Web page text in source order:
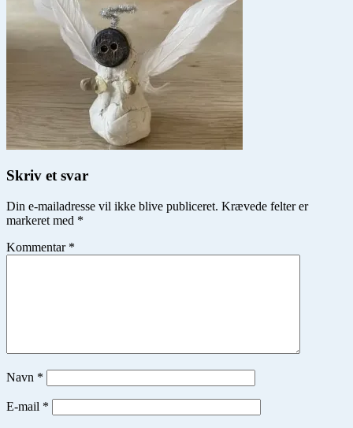
Skriv et svar
Din e-mailadresse vil ikke blive publiceret. Krævede felter er
markeret med *
Kommentar *
Navn *
E-mail *